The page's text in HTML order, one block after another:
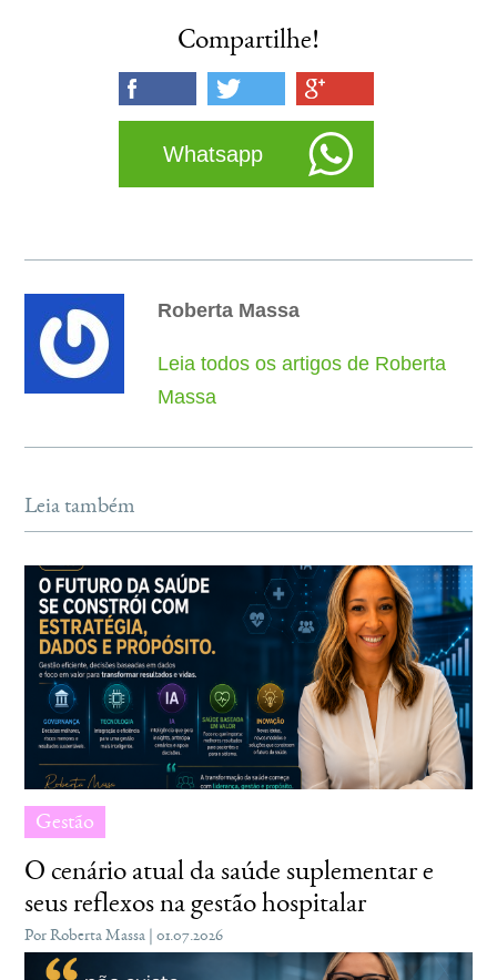
Compartilhe!
Whatsapp
Roberta Massa
Leia todos os artigos de Roberta
Massa
Leia também
Gestão
O cenário atual da saúde suplementar e
seus reflexos na gestão hospitalar
Por Roberta Massa | 01.07.2026